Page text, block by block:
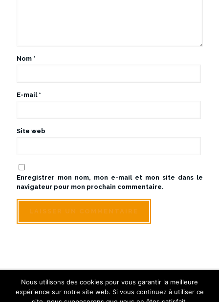
Nom *
E-mail *
Site web
Enregistrer mon nom, mon e-mail et mon site dans le
navigateur pour mon prochain commentaire.
© Sologne Touraine Limousine - Tous droits réservés
Créé et référencé par Inwin Tours
Nous utilisons des cookies pour vous garantir la meilleure
expérience sur notre site web. Si vous continuez à utiliser ce